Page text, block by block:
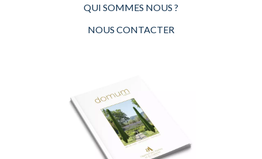
QUI SOMMES NOUS ?
NOUS CONTACTER